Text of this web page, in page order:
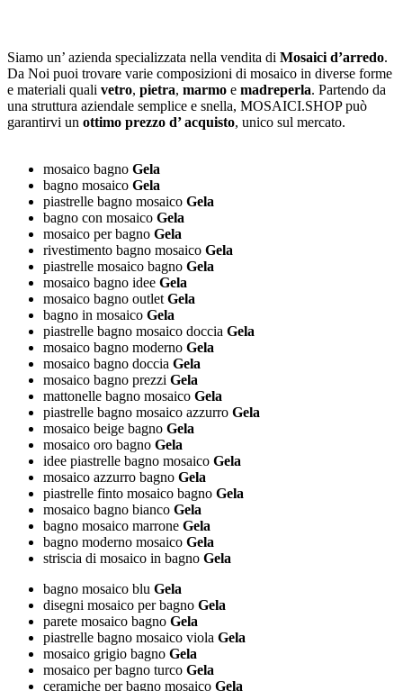
Siamo un’ azienda specializzata nella vendita di Mosaici d’arredo.
Da Noi puoi trovare varie composizioni di mosaico in diverse forme
e materiali quali vetro, pietra, marmo e madreperla. Partendo da
una struttura aziendale semplice e snella, MOSAICI.SHOP può
garantirvi un ottimo prezzo d’ acquisto, unico sul mercato.
mosaico bagno Gela
bagno mosaico Gela
piastrelle bagno mosaico Gela
bagno con mosaico Gela
mosaico per bagno Gela
rivestimento bagno mosaico Gela
piastrelle mosaico bagno Gela
mosaico bagno idee Gela
mosaico bagno outletGela
bagno in mosaico Gela
piastrelle bagno mosaico doccia Gela
mosaico bagno moderno Gela
mosaico bagno doccia Gela
mosaico bagno prezzi Gela
mattonelle bagno mosaico Gela
piastrelle bagno mosaico azzurro Gela
mosaico beige bagno Gela
mosaico oro bagno Gela
idee piastrelle bagno mosaico Gela
mosaico azzurro bagno Gela
piastrelle finto mosaico bagno Gela
mosaico bagno bianco Gela
bagno mosaico marrone Gela
bagno moderno mosaico Gela
striscia di mosaico in bagno Gela
bagno mosaico blu Gela
disegni mosaico per bagno Gela
parete mosaico bagno Gela
piastrelle bagno mosaico viola Gela
mosaico grigio bagno Gela
mosaico per bagno turco Gela
ceramiche per bagno mosaico Gela